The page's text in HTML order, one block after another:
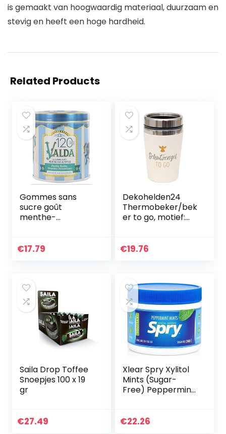
is gemaakt van hoogwaardig materiaal, duurzaam en
stevig en heeft een hoge hardheid.
Related Products
Gommes sans
sucre goût
menthe-
€17.79
Dekohelden24
Thermobeker/bek
er to go, motief:
Ø: 13,5 x 8,4 cm,
€19.76
Saila Drop Toffee
Snoepjes 100 x 19
gr
€27.49
Xlear Spry Xylitol
Mints (Sugar-
Free) Peppermint
€22.26